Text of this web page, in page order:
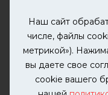
Наш сайт
числе, файлы
метрикой»).
вы даете свое
cookie вашего
2026 ©
автомобилей. Вся